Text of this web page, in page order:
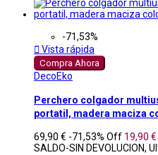
-71,53%
 Vista rápida
Compra Ahora
DecoEko
Perchero colgador
portatil, madera maciza
69,90 € -71,53% Off 19,90 €
SALDO-SIN DEVOLUCION,